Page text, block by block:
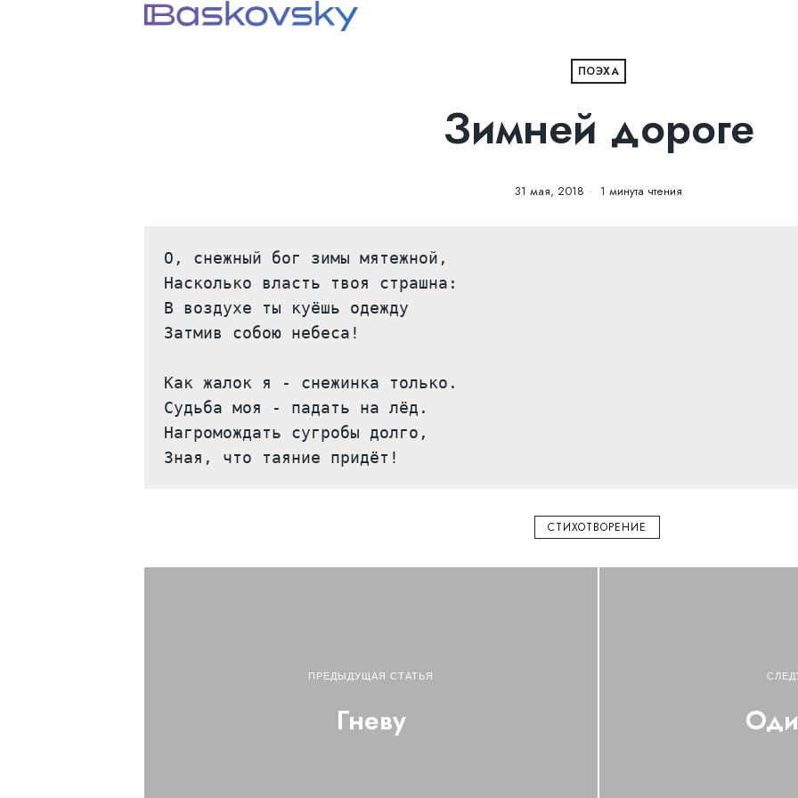
ПОЭХА
Зимней дороге
31 мая, 2018 1 минута чтения
О, снежный бог зимы мятежной,
Насколько власть твоя страшна:
В воздухе ты куёшь одежду
Затмив собою небеса!
Как жалок я - снежинка только.
Судьба моя - падать на лёд.
Нагромождать сугробы долго,
Зная, что таяние придёт!
СТИХОТВОРЕНИЕ
ПРЕДЫДУЩАЯ СТАТЬЯ
Гневу